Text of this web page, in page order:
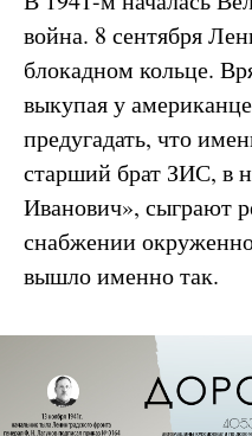
война. 8 сентября
блокадном кольце.
выкупая у
предугадать, что
старший брат ЗИС, в
Иванович», сыграют
снабжении
вышло именно так.